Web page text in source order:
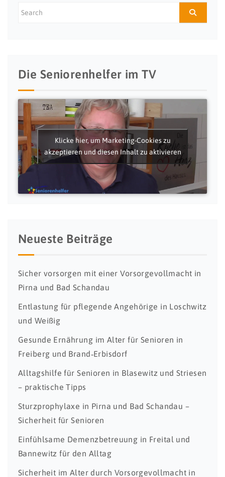
Die Seniorenhelfer im TV
Klicke hier, um Marketing-Cookies zu
akzeptieren und diesen Inhalt zu aktivieren
Neueste Beiträge
Sicher vorsorgen mit einer Vorsorgevollmacht in
Pirna und Bad Schandau
Entlastung für pflegende Angehörige in Loschwitz
und Weißig
Gesunde Ernährung im Alter für Senioren in
Freiberg und Brand‑Erbisdorf
Alltagshilfe für Senioren in Blasewitz und Striesen
– praktische Tipps
Sturzprophylaxe in Pirna und Bad Schandau –
Sicherheit für Senioren
Einfühlsame Demenzbetreuung in Freital und
Bannewitz für den Alltag
Sicherheit im Alter durch Vorsorgevollmacht in